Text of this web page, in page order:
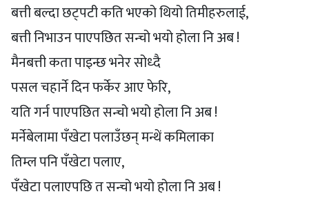
बत्ती बल्दा छट्पटी कति भएको थियो तिमीहरुलाई,
बत्ती निभाउन पाएपछित सन्चो भयो होला नि अब !
मैनबत्ती कता पाइन्छ भनेर सोध्दै
पसल चहार्ने दिन फर्केर आए फेरि,
यति गर्न पाएपछित सन्चो भयो होला नि अब !
मर्नेबेलामा पँखेटा पलाउँछन् मन्थें कमिलाका
तिम्ल पनि पँखेटा पलाए,
पँखेटा पलाएपछि त सन्चो भयो होला नि अब !